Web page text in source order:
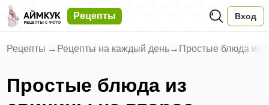
Рецепты Вход
Рецепты → Рецепты на каждый день→ Простые блюда из
Простые блюда из